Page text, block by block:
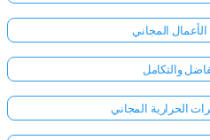
المجاني
والتكامل
الحرارية المجاني